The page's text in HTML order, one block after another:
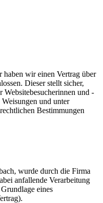
haben wir einen Vertrag über
Dieser stellt sicher,
Websitebesucherinnen und -
und unter
Bestimmungen
wurde durch die Firma
anfallende Verarbeitung
eines